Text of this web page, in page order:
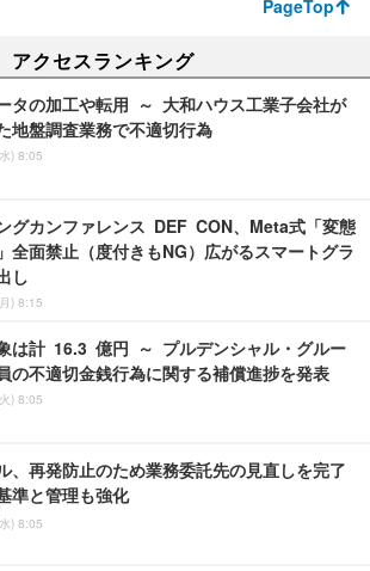
PageTop
アクセスランキング
タの加工や転用 ～ 大和ハウス工業子会社が
地盤調査業務で不適切行為
) 8:05
グカンファレンス DEF CON、Meta式「変態
全面禁止（度付きもNG）広がるスマートグラ
し
) 8:15
は計 16.3 億円 ～ プルデンシャル・グルー
の不適切金銭行為に関する補償進捗を発表
) 8:05
、再発防止のため業務委託先の見直しを完了
準と管理も強化
) 8:05